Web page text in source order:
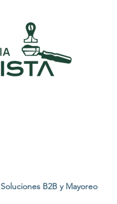
Soluciones B2B y Mayoreo